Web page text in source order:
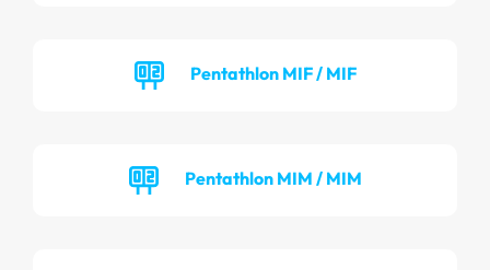
Pentathlon MIF / MIF
Pentathlon MIM / MIM